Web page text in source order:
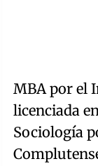
MBA por el
licenciada
Sociología